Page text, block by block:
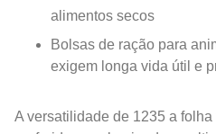
alimentos secos
Bolsas de ração para
exigem longa vida útil e
A versatilidade de 1235 a